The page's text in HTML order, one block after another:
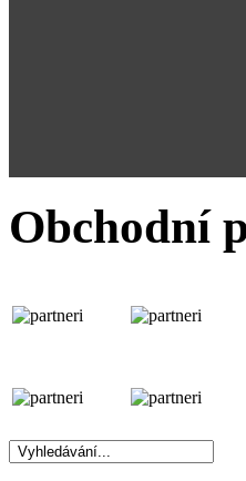
Obchodní